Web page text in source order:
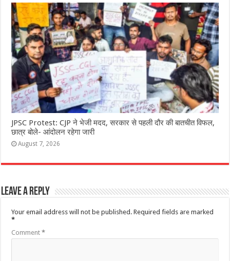
JPSC Protest: CJP ने भेजी मदद, सरकार से पहली दौर की बातचीत विफल,
छात्र बोले- आंदोलन रहेगा जारी
August 7, 2026
Leave a Reply
Your email address will not be published. Required fields are marked
*
Comment*